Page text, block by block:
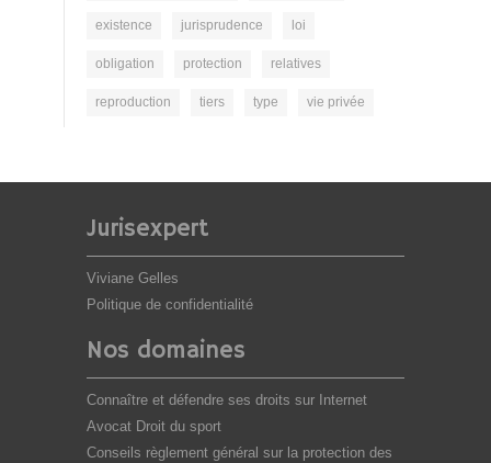
existence jurisprudence loi
obligation protection relatives
reproduction tiers type vie privée
Jurisexpert
Viviane Gelles
Politique de confidentialité
Nos domaines
Connaître et défendre ses droits sur Internet
Avocat Droit du sport
Conseils règlement général sur la protection des